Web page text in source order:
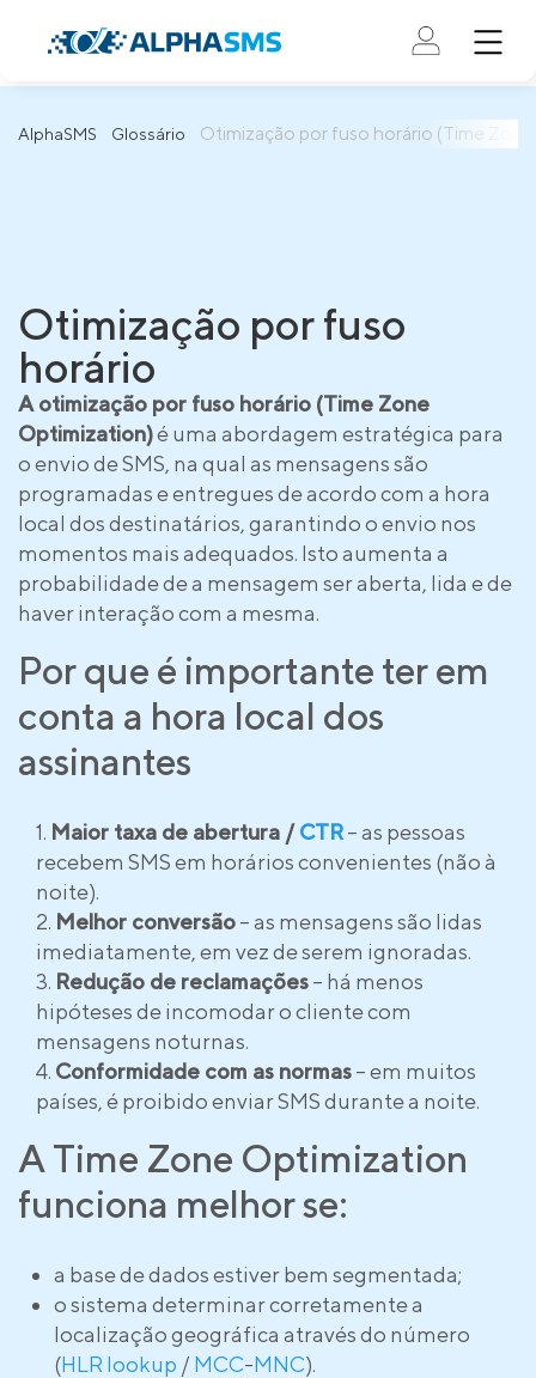
AlphaSMS Glossário Otimização por fuso horário (Time
Otimização por fuso
horário
A otimização por fuso horário (Time Zone
Optimization)é uma abordagem estratégica para
o envio de SMS, na qual as mensagens são
programadas e entregues de acordo com a hora
local dos destinatários, garantindo o envio nos
momentos mais adequados. Isto aumenta a
probabilidade de a mensagem ser aberta, lida e de
haver interação com a mesma.
Por que é importante ter em
conta a hora local dos
assinantes
Maior taxa de abertura /CTR– as pessoas
recebem SMS em horários convenientes (não à
noite).
Melhor conversão– as mensagens são lidas
imediatamente, em vez de serem ignoradas.
Redução de reclamações– há menos
hipóteses de incomodar o cliente com
mensagens noturnas.
Conformidade com as normas– em muitos
países, é proibido enviar SMS durante a noite.
A Time Zone Optimization
funciona melhor se:
a base de dados estiver bem segmentada;
o sistema determinar corretamente a
localização geográfica através do número
(HLR lookup / MCC-MNC).